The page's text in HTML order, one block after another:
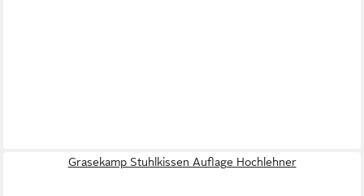
Grasekamp Stuhlkissen Auflage Hochlehner